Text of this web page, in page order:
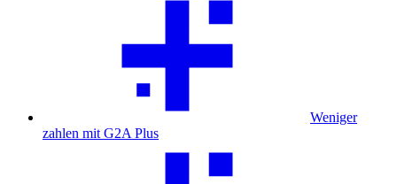
Weniger
zahlen mit G2A Plus